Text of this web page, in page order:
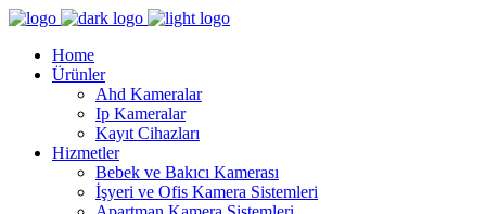
Home
Ürünler
Ahd Kameralar
Ip Kameralar
Kayıt Cihazları
Hizmetler
Bebek ve Bakıcı Kamerası
İşyeri ve Ofis Kamera Sistemleri